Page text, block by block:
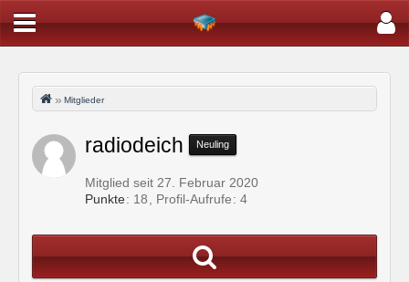
Mitglieder
radiodeich Neuling
Mitglied seit 27. Februar 2020
Punkte
18 Profil-Aufrufe 4